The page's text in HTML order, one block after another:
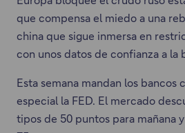
que compensa el miedo a una
china que sigue inmersa en
con unos datos de confianza a la
Esta semana mandan los bancos
especial la FED. El mercado
tipos de 50 puntos para mañana